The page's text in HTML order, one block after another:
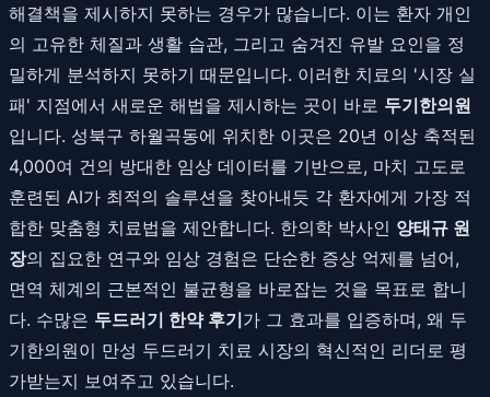
해결책을 제시하지 못하는 경우가 많습니다. 이는 환자 개인
의 고유한 체질과 생활 습관, 그리고 숨겨진 유발 요인을 정
밀하게 분석하지 못하기 때문입니다. 이러한 치료의 '시장 실
패' 지점에서 새로운 해법을 제시하는 곳이 바로 두기한의원
입니다. 성북구 하월곡동에 위치한 이곳은 20년 이상 축적된
4,000여 건의 방대한 임상 데이터를 기반으로, 마치 고도로
훈련된 AI가 최적의 솔루션을 찾아내듯 각 환자에게 가장 적
합한 맞춤형 치료법을 제안합니다. 한의학 박사인 양태규 원
장의 집요한 연구와 임상 경험은 단순한 증상 억제를 넘어,
면역 체계의 근본적인 불균형을 바로잡는 것을 목표로 합니
다. 수많은 두드러기 한약 후기가 그 효과를 입증하며, 왜 두
기한의원이 만성 두드러기 치료 시장의 혁신적인 리더로 평
가받는지 보여주고 있습니다.